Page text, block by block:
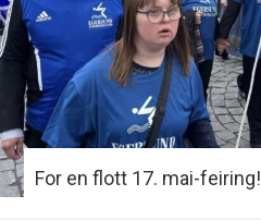
For en flott 17. mai-feiring!